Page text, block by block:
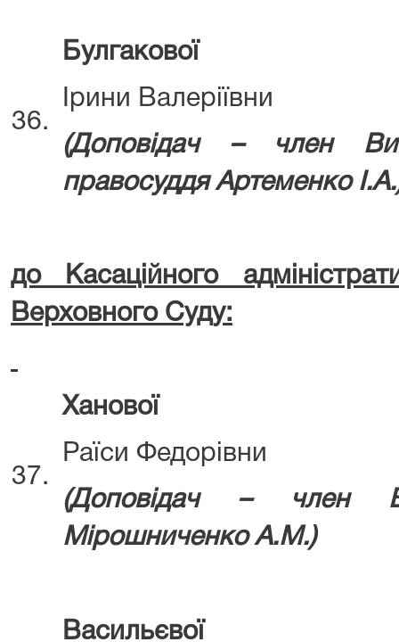
36.
Булгакової
Ірини Валеріївни
(Доповідач – член
правосуддяАртеменко
до Касаційного
Верховного Суду:
37.
Ханової
Раїси Федорівни
(Доповідач – член
Мірошниченко А.М.)
Васильєвої